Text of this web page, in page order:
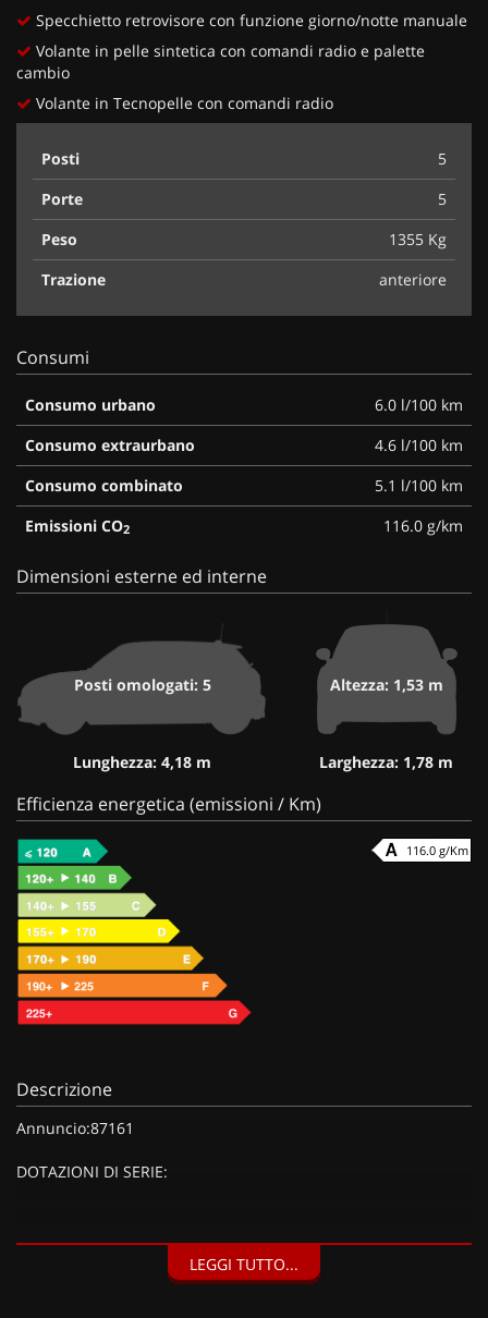
Specchietto retrovisore con funzione giorno/notte manuale
Volante in pelle sintetica con comandi radio e palette
cambio
Volante in Tecnopelle con comandi radio
Posti
5
Porte
5
Peso
1355 Kg
Trazione
anteriore
Consumi
Consumo urbano
6.0 l/100 km
Consumo extraurbano
4.6 l/100 km
Consumo combinato
5.1 l/100 km
Emissioni CO2 116.0 g/km
Dimensioni esterne ed interne
Posti omologati: 5
Lunghezza: 4,18 m
Altezza: 1,53 m
Larghezza: 1,78 m
Efficienza energetica (emissioni / Km)
116.0 g/Km
Descrizione
Annuncio:87161
DOTAZIONI DI SERIE:
Dettagli carrozzeria cromati, Calotte specchi nere, Fari
LEGGI TUTTO...